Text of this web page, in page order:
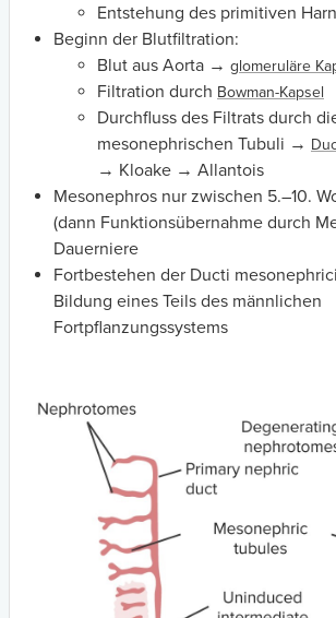
Entstehung des primitiven
Beginn der Blutfiltration:
Blut aus Aorta → glomeruläre
Filtration durch Bowman-Kapsel
Durchfluss des Filtrats durch
mesonephrischen Tubuli →
→ Kloake → Allantois
Mesonephros nur zwischen 5.–10.
(dann Funktionsübernahme durch
Dauerniere
Fortbestehen der Ducti
Bildung eines Teils des männlichen
Fortpflanzungssystems